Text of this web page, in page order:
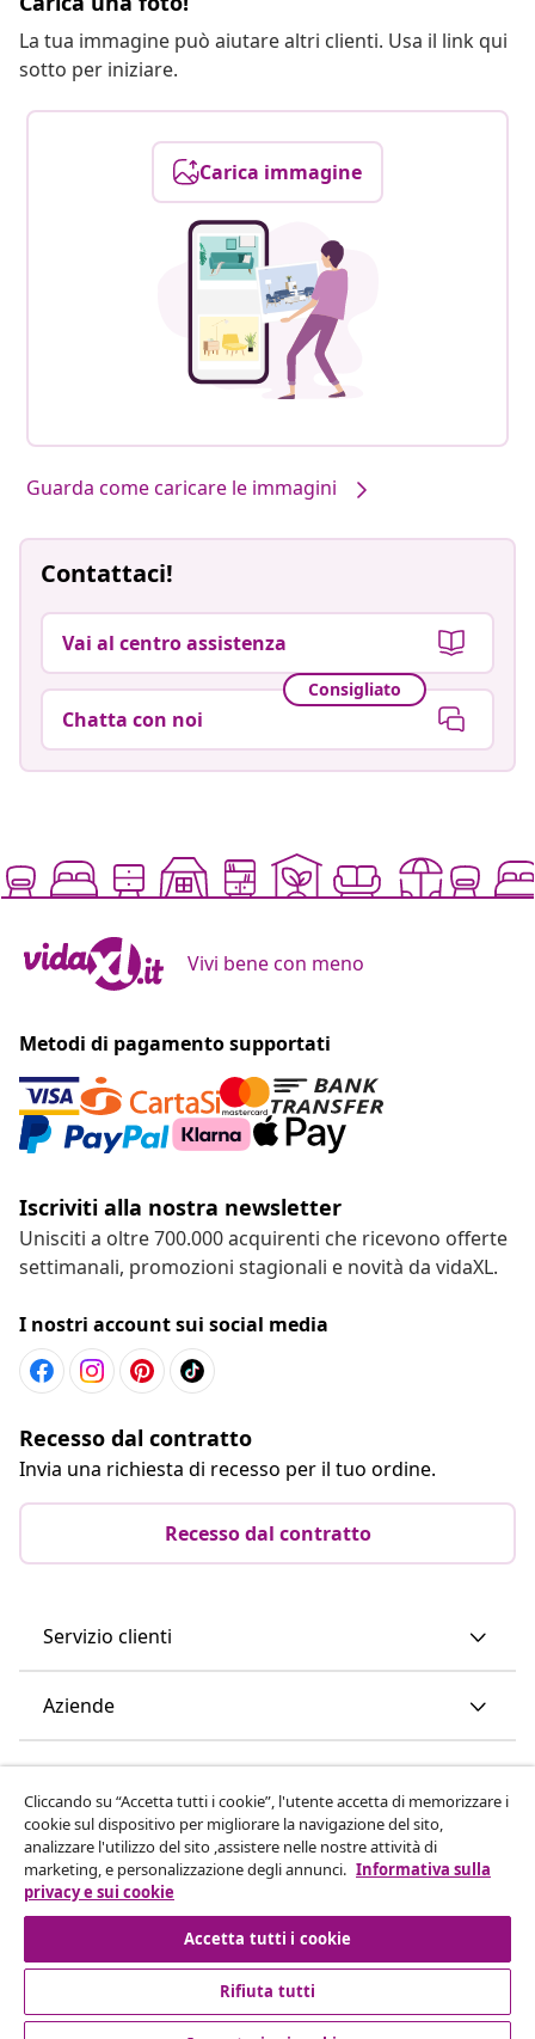
La tua immagine può aiutare altri clienti. Usa il link qui
sotto per iniziare.
Carica immagine
Guarda come caricare le immagini
Contattaci!
Vai al centro assistenza
Consigliato
Chatta con noi
Vivi bene con meno
Metodi di pagamento supportati
Iscriviti alla nostra newsletter
Unisciti a oltre 700.000 acquirenti che ricevono offerte
settimanali, promozioni stagionali e novità da vidaXL.
I nostri account sui social media
Recesso dal contratto
Invia una richiesta di recesso per il tuo ordine.
Recesso dal contratto
Servizio clienti
Aziende
vidaXL
Scopri di più
Cliccando su “Accetta tutti i cookie”, l'utente accetta di memorizzare i
cookie sul dispositivo per migliorare la navigazione del sito,
analizzare l'utilizzo del sito ,assistere nelle nostre attività di
marketing, e personalizzazione degli annunci. Informativa sulla
privacy e sui cookie
Accetta tutti i cookie
Rifiuta tutti